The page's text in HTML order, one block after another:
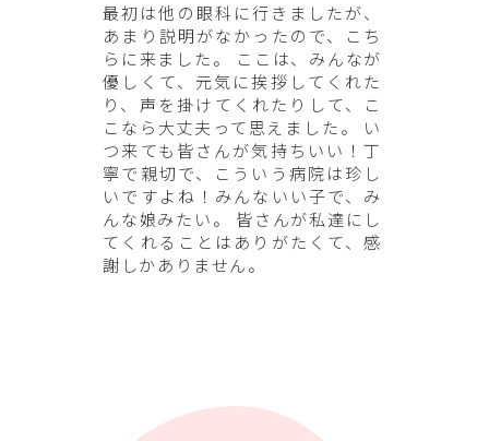
最初は他の眼科に行きましたが、
あまり説明がなかったので、こち
らに来ました。 ここは、みんなが
優しくて、元気に挨拶してくれた
り、声を掛けてくれたりして、こ
こなら大丈夫って思えました。 い
つ来ても皆さんが気持ちいい！丁
寧で親切で、こういう病院は珍し
いですよね！みんないい子で、み
んな娘みたい。 皆さんが私達にし
てくれることはありがたくて、感
謝しかありません。